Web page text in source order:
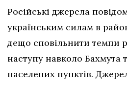
Російські джерела
українським силам в
дещо сповільнити темпи
наступу навколо Бахмута
населених пунктів.